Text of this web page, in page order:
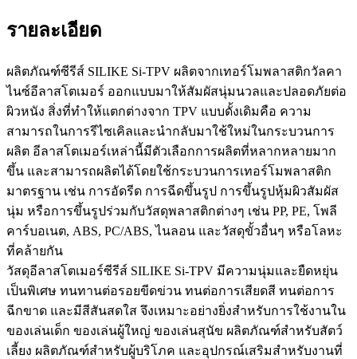
รายละเอียด
ผลิตภัณฑ์ซีรีส์ SILIKE Si-TPV ผลิตจากเทอร์โมพลาสติกวัลคา
ไนซ์อีลาสโตเมอร์ ออกแบบมาให้สัมผัสนุ่มนวลและปลอดภัยต่อ
ผิวหนัง สิ่งที่ทำให้แตกต่างจาก TPV แบบดั้งเดิมคือ ความ
สามารถในการรีไซเคิลและนำกลับมาใช้ใหม่ในกระบวนการ
ผลิต อีลาสโตเมอร์เหล่านี้มีตัวเลือกการผลิตที่หลากหลายมาก
ขึ้น และสามารถผลิตได้โดยใช้กระบวนการเทอร์โมพลาสติก
มาตรฐาน เช่น การอัดรีด การฉีดขึ้นรูป การขึ้นรูปหุ้มผิวสัมผัส
นุ่ม หรือการขึ้นรูปร่วมกับวัสดุพลาสติกต่างๆ เช่น PP, PE, โพลี
คาร์บอเนต, ABS, PC/ABS, ไนลอน และวัสดุขั้วอื่นๆ หรือโลหะ
ที่คล้ายกัน
วัสดุอีลาสโตเมอร์ซีรีส์ SILIKE Si-TPV มีความนุ่มและยืดหยุ่น
เป็นพิเศษ ทนทานต่อรอยขีดข่วน ทนต่อการเสียดสี ทนต่อการ
ฉีกขาด และมีสีสันสดใส จึงเหมาะอย่างยิ่งสำหรับการใช้งานใน
ของเล่นเด็ก ของเล่นผู้ใหญ่ ของเล่นสุนัข ผลิตภัณฑ์สำหรับสัตว์
เลี้ยง ผลิตภัณฑ์สำหรับผู้บริโภค และอุปกรณ์เสริมสำหรับงานที่